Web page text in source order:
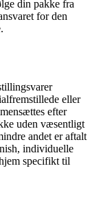
din pakke fra
for den
eller
efter
uden væsentligt
andet er aftalt
individuelle
specifikt til